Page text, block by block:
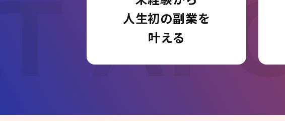
AI
人生初の副業を
叶える